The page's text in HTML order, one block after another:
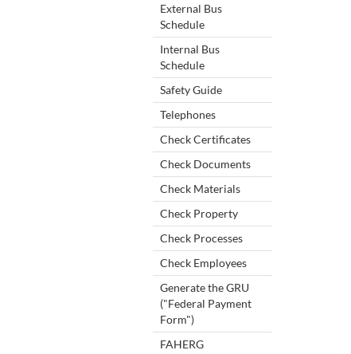
External Bus
Schedule
Internal Bus
Schedule
Safety Guide
Telephones
Check Certificates
Check Documents
Check Materials
Check Property
Check Processes
Check Employees
Generate the GRU
("Federal Payment
Form")
FAHERG